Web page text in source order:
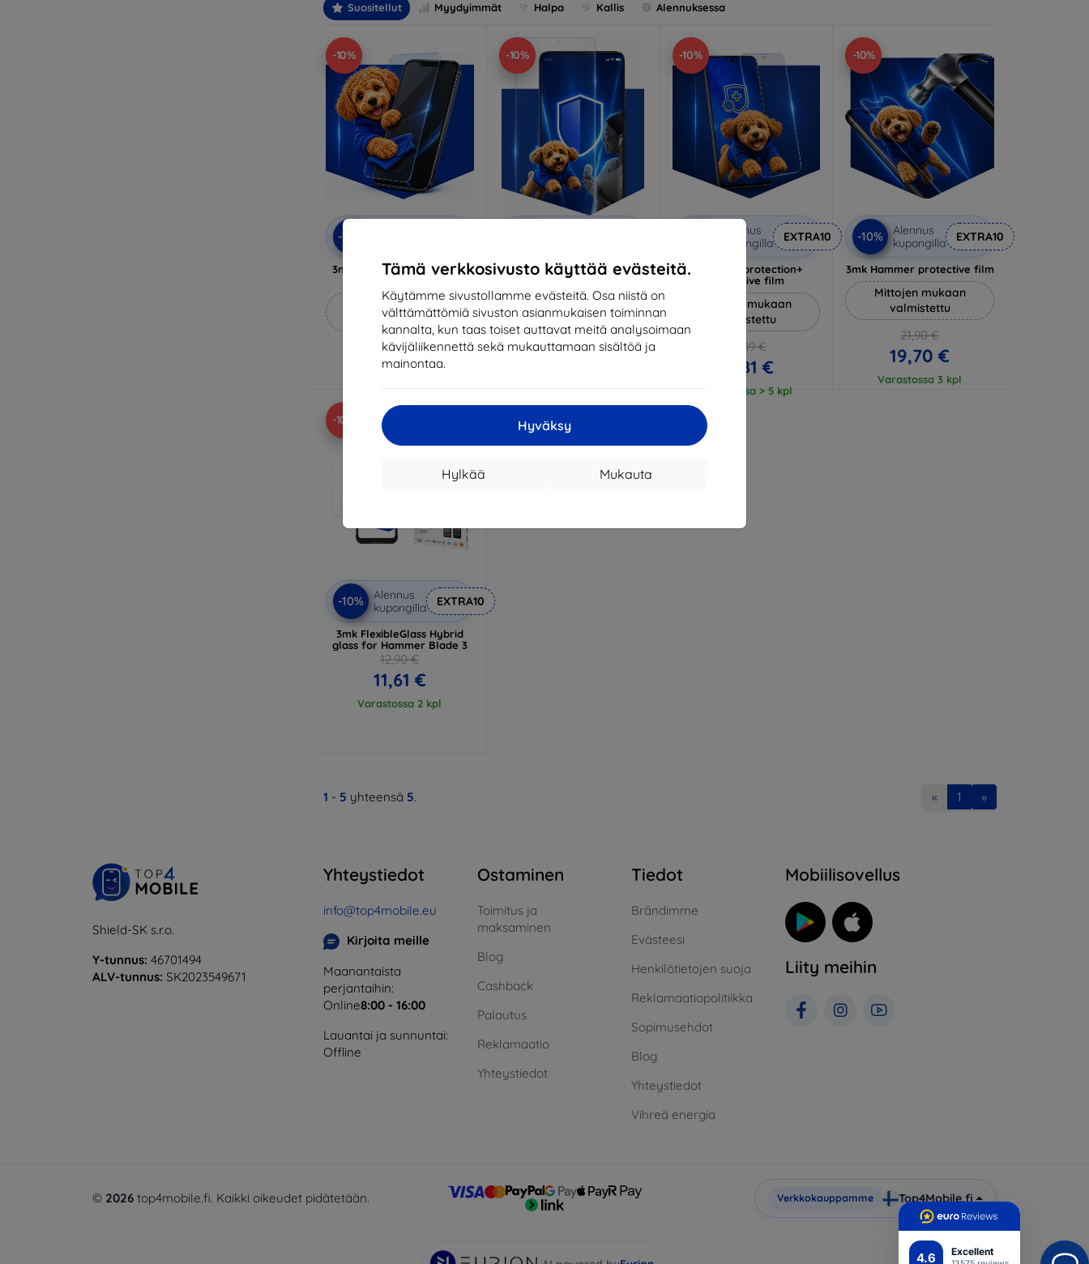
4.6 Excellent
Tämä verkkosivusto käyttää evästeitä.
Käytämme sivustollamme evästeitä. Osa niistä on
välttämättömiä sivuston asianmukaisen toiminnan
kannalta, kun taas toiset auttavat meitä analysoimaan
kävijäliikennettä sekä mukauttamaan sisältöä ja
mainontaa.
Hyväksy
Mukauta
Hylkää
Suositellut Myydyimmät Halpa Kallis Alennuksessa
-10%
-10%
3mk Anti-Shock protective
glass
Mittojen mukaan
valmistettu
18,90 €
17,01 €
-10%
3mk Pure Matt protective
glass
Mittojen mukaan
valmistettu
14,90 €
-10%
Alennus
kupongilla
EXTRA10
3mk Silverprotection+
protective film
Mittojen mukaan
valmistettu
20,89 €
18,81 €
Varastossa > 5 kpl
-10%
-10%
Alennus
kupongilla
EXTRA10
3mk Hammer protective film
Mittojen mukaan
valmistettu
21,90 €
19,70 €
Varastossa 3 kpl
-10%
-10%
Alennus
kupongilla
EXTRA10
3mk FlexibleGlass Hybrid
glass for Hammer Blade 3
12,90 €
11,61 €
Varastossa 2 kpl
1 - 5 yhteensä 5. « 1 »
Shield-SK s.r.o.
Y-tunnus: 46701494
ALV-tunnus: SK2023549671
Yhteystiedot
info@top4mobile.eu
Kirjoita meille
Maanantaista
perjantaihin:
Online8:00 - 16:00
Lauantai ja sunnuntai:
Offline
Ostaminen
Toimitus ja
maksaminen
Blog
Cashback
Palautus
Reklamaatio
Yhteystiedot
Tiedot
Brändimme
Evästeesi
Henkilötietojen suoja
Reklamaatiopolitiikka
Sopimusehdot
Blog
Yhteystiedot
Vihreä energia
Mobiilisovellus
Liity meihin
© 2026 top4mobile.fi. Kaikki oikeudet pidätetään. Verkkokauppamme Top4Mobile.fi